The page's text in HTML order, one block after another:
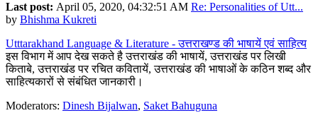
Last post: April 05, 2020, 04:32:51 AM Re: Personalities of Utt...
by Bhishma Kukreti
Utttarakhand Language & Literature - उत्तराखण्ड की भाषायें एवं साहित्य
इस विभाग में आप देख सकते है उत्तराखंड की भाषायें, उत्तराखंड पर लिखी
किताबे, उत्तराखंड पर रचित कवितायें, उत्तराखंड की भाषाओं के कठिन शब्द और
साहित्यकारों से संबंधित जानकारी।
Moderators: Dinesh Bijalwan, Saket Bahuguna